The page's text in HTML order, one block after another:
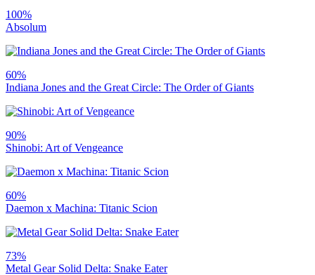
100%
Absolum
60%
Indiana Jones and the Great Circle: The Order of Giants
90%
Shinobi: Art of Vengeance
60%
Daemon x Machina: Titanic Scion
73%
Metal Gear Solid Delta: Snake Eater